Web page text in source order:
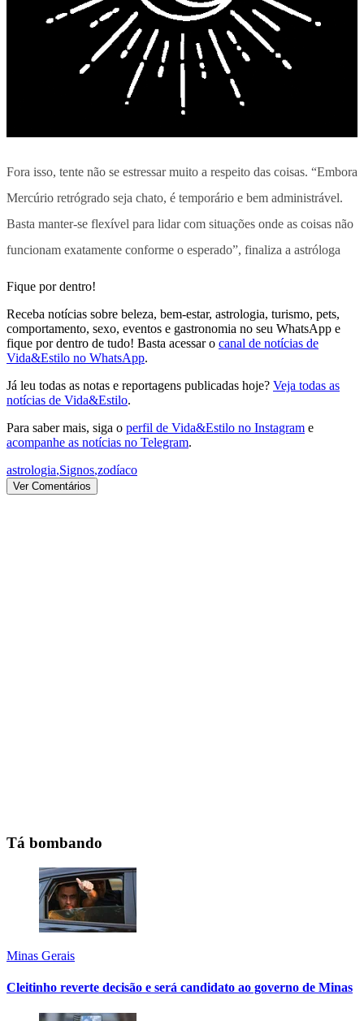
Fora isso, tente não se estressar muito a respeito das coisas. “Embora
Mercúrio retrógrado seja chato, é temporário e bem administrável.
Basta manter-se flexível para lidar com situações onde as coisas não
funcionam exatamente conforme o esperado”, finaliza a astróloga
Fique por dentro!
Receba notícias sobre beleza, bem-estar, astrologia, turismo, pets,
comportamento, sexo, eventos e gastronomia no seu WhatsApp e
fique por dentro de tudo! Basta acessar o canal de notícias de
Vida&Estilo no WhatsApp.
Já leu todas as notas e reportagens publicadas hoje? Veja todas as
notícias de Vida&Estilo.
Para saber mais, siga o perfil de Vida&Estilo no Instagram e
acompanhe as notícias no Telegram.
astrologia,Signos,zodíaco
Ver Comentários
Tá bombando
Minas Gerais
Cleitinho reverte decisão e será candidato ao governo de Minas